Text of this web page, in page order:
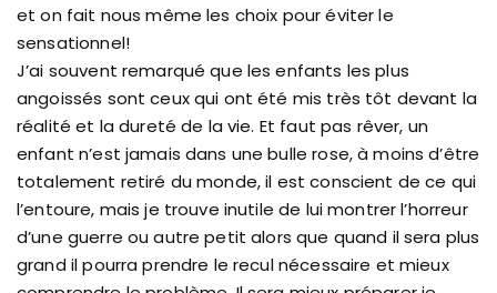
et on fait nous même les choix pour éviter le
sensationnel!
J’ai souvent remarqué que les enfants les plus
angoissés sont ceux qui ont été mis très tôt devant la
réalité et la dureté de la vie. Et faut pas rêver, un
enfant n’est jamais dans une bulle rose, à moins d’être
totalement retiré du monde, il est conscient de ce qui
l’entoure, mais je trouve inutile de lui montrer l’horreur
d’une guerre ou autre petit alors que quand il sera plus
grand il pourra prendre le recul nécessaire et mieux